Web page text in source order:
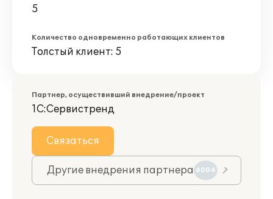
5
Количество одновременно работающих клиентов
Толстый клиент: 5
Партнер, осуществивший внедрение/проект
1С:Сервистренд
Связаться
Другие внедрения партнера 6004